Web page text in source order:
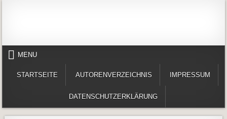
MENU
STARTSEITE AUTORENVERZEICHNIS IMPRESSUM
DATENSCHUTZERKLÄRUNG